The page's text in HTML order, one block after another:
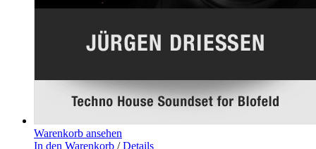
Warenkorb ansehen
In den Warenkorb / Details